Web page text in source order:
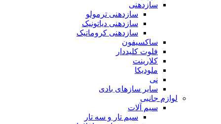
سازدهنی
سازدهنی ترمولو
سازدهنی دیاتونیک
سازدهنی کروماتیک
ساکسیفون
فلوت کلیددار
کلارینت
ملودیکا
نی
سایر سازهای بادی
لوازم جانبی
سیم آلات
سیم تار و سه تار